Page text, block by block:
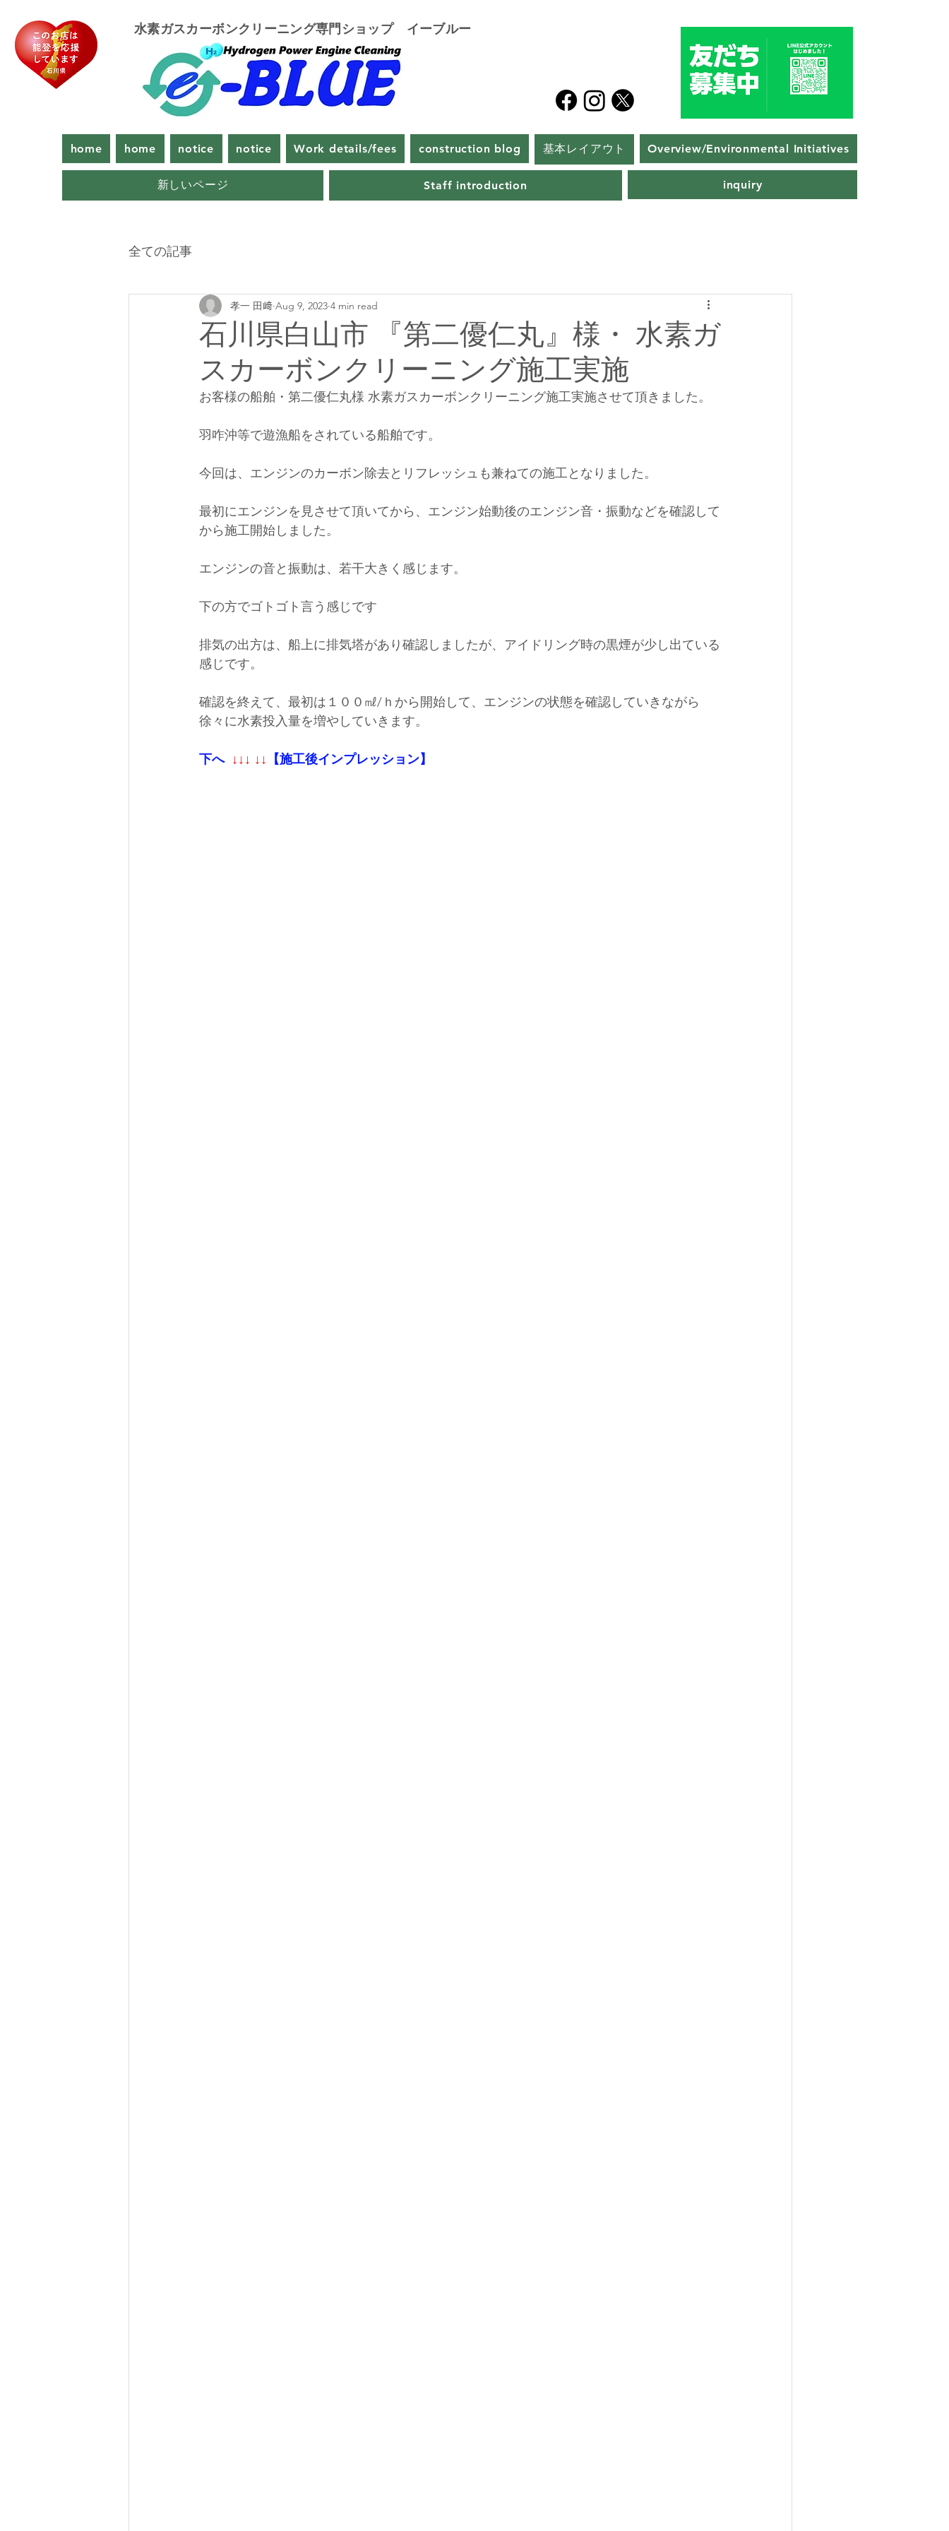
​水素ガスカーボンクリーニング専門ショップ イーブルー
home home notice notice Work details/fees construction blog 基本レイアウト Overview/Environmental Initiatives
新しいページ Staff introduction inquiry
全ての記事
石川県白山市 『第二優仁丸』様・ 水素ガ
スカーボンクリーニング施工実施
孝一 田﨑 Aug 9, 2023 4 min read
お客様の船舶・第二優仁丸様 水素ガスカーボンクリーニング施工実施させて頂きました。
羽咋沖等で遊漁船をされている船舶です。
今回は、エンジンのカーボン除去とリフレッシュも兼ねての施工となりました。
最初にエンジンを見させて頂いてから、エンジン始動後のエンジン音・振動などを確認して
から施工開始しました。
エンジンの音と振動は、若干大きく感じます。
下の方でゴトゴト言う感じです
排気の出方は、船上に排気塔があり確認しましたが、アイドリング時の黒煙が少し出ている
感じです。
確認を終えて、 最初は１００㎖/ｈから開始して、エンジンの状態を確認していきながら
徐々に水素投入量を増やしていきます。
下へ ↓↓↓ ↓↓ 【施工後インプレッション】